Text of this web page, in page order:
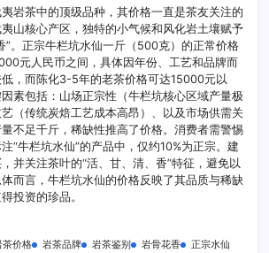
仙
一
斤
正
常
价
格
岩茶中的顶级品种，其价格一直是茶友关注的
山核心产区，独特的小气候和风化岩土壤赋予
”。正宗牛栏坑水仙一斤（500克）的正常价格
元人民币之间，具体因年份、工艺和品牌而
，而陈化3-5年的老茶价格可达15000元以
因素包括：山场正宗性（牛栏坑核心区域产量极
（传统炭焙工艺成本高昂）、以及市场供需关
不足千斤，稀缺性推高了价格。消费者需警惕
“牛栏坑水仙”的产品中，仅约10%为正宗。建
并关注茶叶的“活、甘、清、香”特征，避免以
而言，牛栏坑水仙的价格反映了其品质与稀缺
投资的珍品。
茶价格 岩茶品牌 岩茶鉴别 岩骨花香
正宗水仙